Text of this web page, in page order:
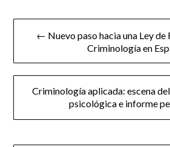
Navegación
← Nuevo paso hacia una Ley de
Criminología en
Criminología aplicada: escena
psicológica e informe